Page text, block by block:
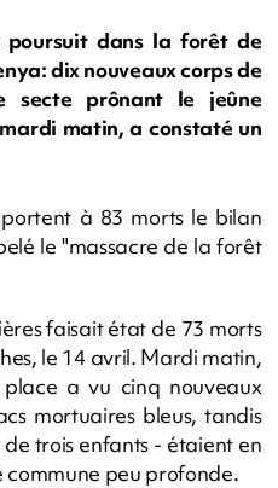
poursuit dans la forêt de
dix nouveaux corps de
secte prônant le jeûne
matin, a constaté un
à 83 morts le bilan
le "massacre de la forêt
faisait état de 73 morts
le 14 avril. Mardi matin,
a vu cinq nouveaux
mortuaires bleus, tandis
trois enfants - étaient en
commune peu profonde.